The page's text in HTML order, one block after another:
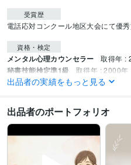
受賞歴
電話応対コンクール地区大会にて優
資格・検定
メンタル心理カウンセラー 取得年 :
秘書技能検定準1級 取得年 : 2000年
得意分野
悩み相談・カウンセリング ✿不登
✿本来のあなた
えられなかったあなたへ ✿沈黙のま
出品者の実績をもっと見る
出品者のポートフォリオ